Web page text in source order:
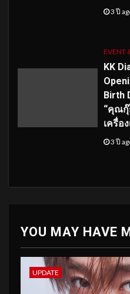
3 ปี
EVENT
KK
Birth
“คุณกุ๊
เครื่อ
3 ปี
YOU MAY HAVE
UPDATE